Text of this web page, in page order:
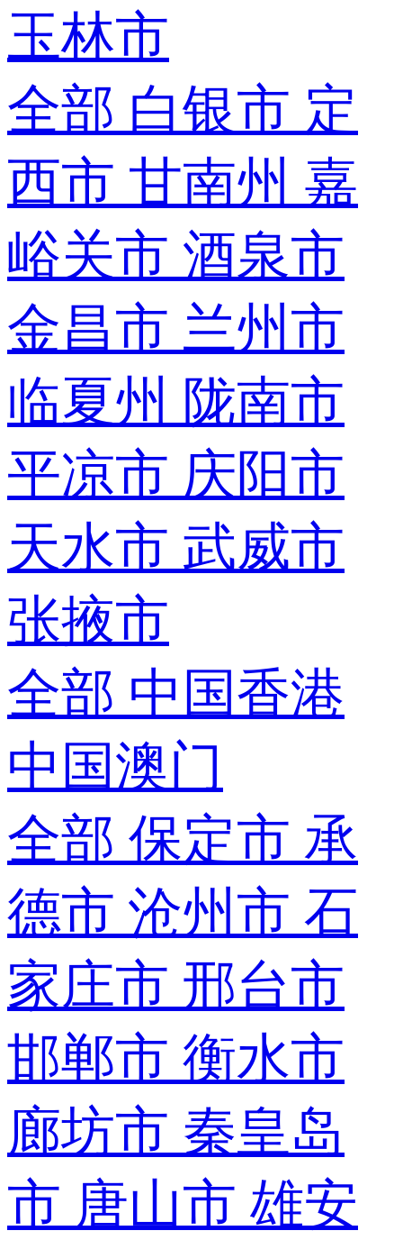
玉林市
全部 白银市 定
西市 甘南州 嘉
峪关市 酒泉市
金昌市 兰州市
临夏州 陇南市
平凉市 庆阳市
天水市 武威市
张掖市
全部 中国香港
中国澳门
全部 保定市 承
德市 沧州市 石
家庄市 邢台市
邯郸市 衡水市
廊坊市 秦皇岛
市 唐山市 雄安